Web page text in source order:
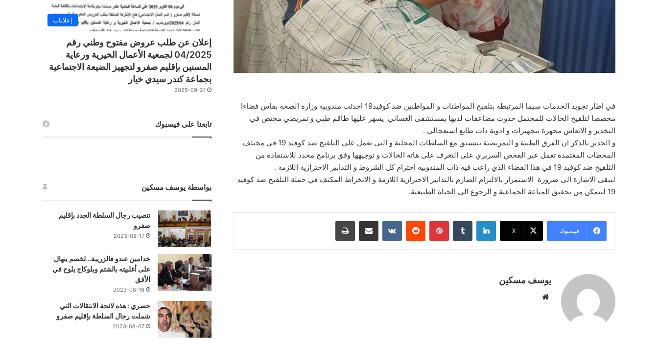
في اطار تجويد الخدمات سيما المرتبطة بتلقيح المواطنات و المواطنين ضد كوفيد19 احدثت مندوبية وزارة الصحة بفاس فضاءا
مخصصا لتلقيح الحالات للمحتمل حدوث مضاعفات لديها بمستشفى الغساني يسهر عليها طاقم طبي و تمريضي مختص في
التخذير و الانعاش مجهزة بتجهيزات و ادوية ذات طابع استعجالي .
و الجدير بالذكر ان الفرق الطبية و التمريضية بتنسيق مع السلطات المحلية و التي تعمل على التلقيح ضد كوفيد 19 في مختلف
المحطات المعتمدة تعمل عبر الفحص السريري على التعرف على هاته الحالات و توجيهها وفق برنامج محدد للاستفادة من
التلقيح ضد كوفيد 19 في هذا الفضاء الذي راعت فيه ذات المندوبية احترام كل الشروط و التدابير الاحترازية اللازمة .
لتبقى الاشارة الى ضرورة الاستمرار بالالتزام الصارم بالتدابير الاحترازية اللازمة و الانخراط المكثف في حملة التلقيح ضد كوفيد
19 لنتمكن من تحقيق المناعة الجماعية و الرجوع الى الحياة الطبيعية.
فيسبوك ‫X
لينكدإن بينتيريست مشاركة عبر البريد طباعة
يوسف مسكين
إعلانات
إعلان عن طلب عروض مفتوح وطني رقم
04/2025 لجمعية الأعمال الخيرية ورعاية
المسنين بإقليم صفرو لتجهيز الضيعة الاجتماعية
بجماعة كندر سيدي خيار
2025-09-21
تابعنا على فيسبوك
بواسطة يوسف مسكين
تنصيب رجال السلطة الجدد بإقليم
صفرو
2023-08-17
خدامين عندو فالزريبة…لخصم ينهال
على أغلبيته بالشتم وبلوكاج يلوح في
الأفق
2023-08-16
حصري : هذه لائحة الانتقالات التي
شملت رجال السلطة بإقليم صفرو
2023-08-07